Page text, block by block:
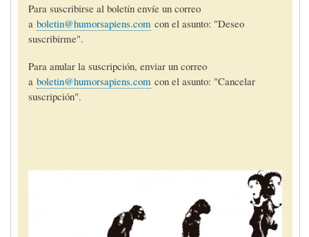
Para suscribirse al boletín envíe un correo
a boletin@humorsapiens.com con el asunto: "Deseo
suscribirme".
Para anular la suscripción, enviar un correo
a boletin@humorsapiens.com con el asunto: "Cancelar
suscripción".